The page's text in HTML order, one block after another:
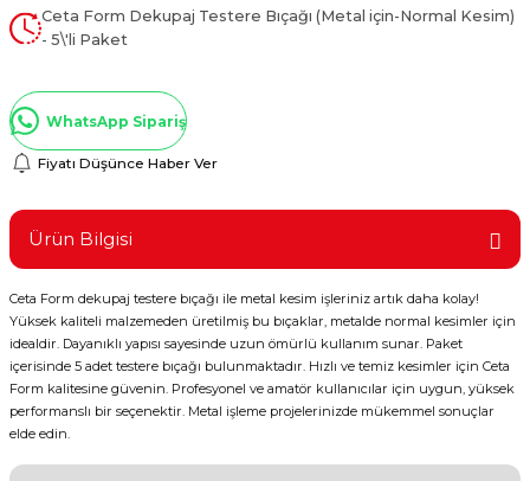
Ceta Form Dekupaj Testere Bıçağı (Metal için-Normal Kesim)
- 5\'li Paket
WhatsApp Sipariş
Fiyatı Düşünce Haber Ver
Ürün Bilgisi
Ceta Form dekupaj testere bıçağı ile metal kesim işleriniz artık daha kolay!
Yüksek kaliteli malzemeden üretilmiş bu bıçaklar, metalde normal kesimler için
idealdir. Dayanıklı yapısı sayesinde uzun ömürlü kullanım sunar. Paket
içerisinde 5 adet testere bıçağı bulunmaktadır. Hızlı ve temiz kesimler için Ceta
Form kalitesine güvenin. Profesyonel ve amatör kullanıcılar için uygun, yüksek
performanslı bir seçenektir. Metal işleme projelerinizde mükemmel sonuçlar
elde edin.